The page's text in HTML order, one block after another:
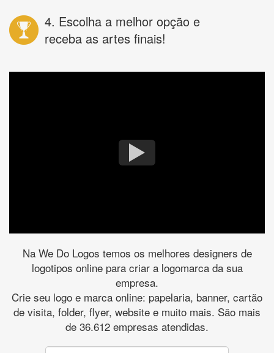
4. Escolha a melhor opção e
receba as artes finais!
Na We Do Logos temos os melhores designers de
logotipos online para criar a logomarca da sua
empresa.
Crie seu logo e marca online: papelaria, banner, cartão
de visita, folder, flyer, website e muito mais. São mais
de 36.612 empresas atendidas.